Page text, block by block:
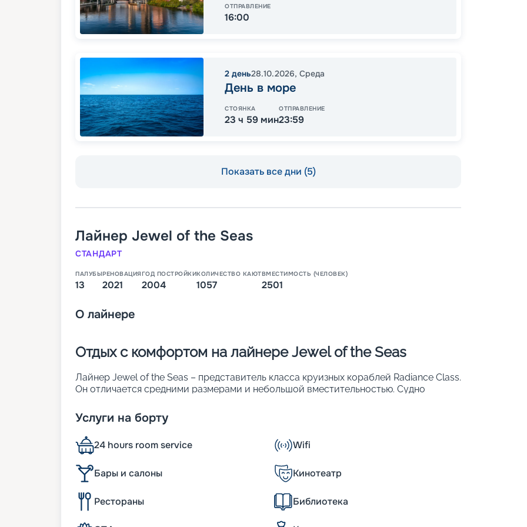
ОТПРАВЛЕНИЕ
16:00
2 день28.10.2026, Среда
День в море
СТОЯНКА
23 ч 59 мин
ОТПРАВЛЕНИЕ
23:59
Показать все дни (5)
Лайнер Jewel of the Seas
СТАНДАРТ
ПАЛУБЫ
13
РЕНОВАЦИЯ
2021
ГОД ПОСТРОЙКИ
2004
КОЛИЧЕСТВО КАЮТ
1057
ВМЕСТИМОСТЬ (ЧЕЛОВЕК)
2501
О лайнере
Отдых с комфортом на лайнере Jewel of the Seas
Лайнер Jewel of the Seas – представитель класса круизных кораблей Radiance Class.
Он отличается средними размерами и небольшой вместительностью. Судно
которую потрачено 20 миллионов долларов. Большое внимание уделялось
интерьеру и обеспечению комфорта пассажиров. Изюминка лайнера – центральное
пространство со стеклянным куполом и панорамными лифтами. Другие его
особенности:
• длина – 293 м;
• число пассажирских палуб – 12;
• водоизмещение – около 90 тыс. т;
• осадка – 8 м;
• общее число кают – 1 057. Около половины из них имеют собственные балконы. В
Услуги на борту
24 hours room service Wifi
Бары и салоны Кинотеатр
Рестораны Библиотека